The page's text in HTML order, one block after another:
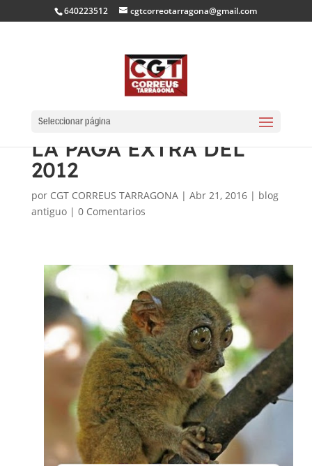
640223512 cgtcorreotarragona@gmail.com
Seleccionar página
DE LA DEVOLUCIÓ DE
LA PAGA EXTRA DEL
2012
por CGT CORREUS TARRAGONA| Abr 21, 2016| blog
antiguo| 0 Comentarios